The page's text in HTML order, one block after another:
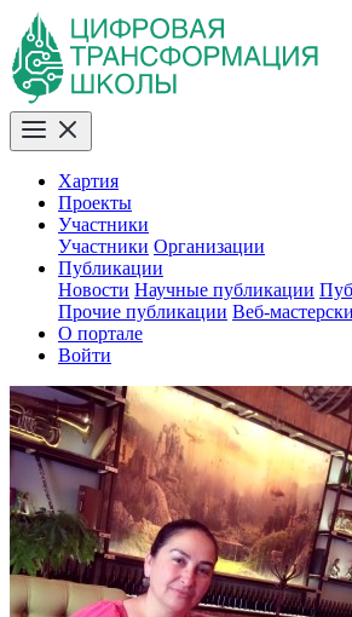
Хартия
Проекты
Участники
Участники Организации
Публикации
Новости Научные публикации
Прочие публикации Веб-
О портале
Войти